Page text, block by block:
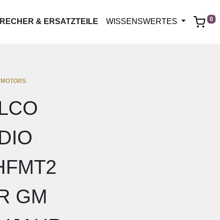
& ERSATZTEILE WISSENSWERTES 0
GM